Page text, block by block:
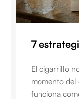
7
El cigarrillo
momento del
funciona